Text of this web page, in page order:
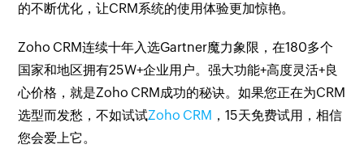
的不断优化，让CRM系统的使用体验更加惊艳。
Zoho CRM连续十年入选Gartner魔力象限，在180多个
国家和地区拥有25W+企业用户。强大功能+高度灵活+良
心价格，就是Zoho CRM成功的秘诀。如果您正在为CRM
选型而发愁，不如试试Zoho CRM ，15天免费试用，相信
您会爱上它。